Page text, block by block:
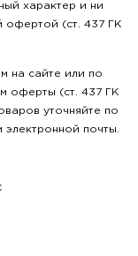
характер и ни
офертой (ст. 437 ГК
на сайте или по
оферты (ст. 437 ГК
уточняйте по
почты.